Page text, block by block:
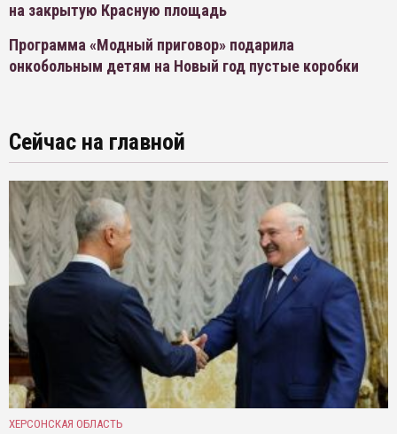
на закрытую Красную площадь
Программа «Модный приговор» подарила
онкобольным детям на Новый год пустые коробки
Сейчас на главной
ХЕРСОНСКАЯ ОБЛАСТЬ